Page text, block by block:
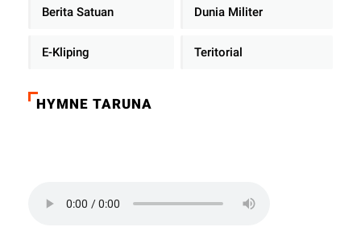
Berita Satuan Dunia Militer
E-Kliping Teritorial
HYMNE TARUNA